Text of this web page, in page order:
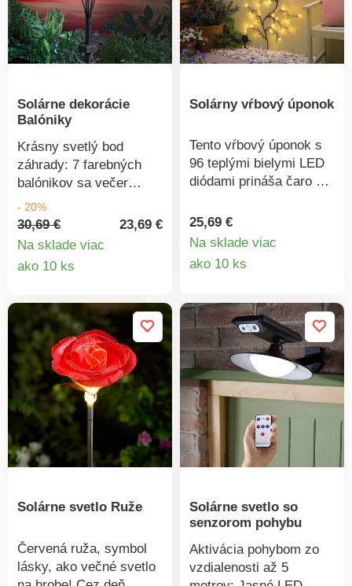
strom alebo balkón.
Solárny pohon.
Gainsborough.
Solárne dekorácie
Balóniky
Krásny svetlý bod
záhrady: 7 farebných
balónikov sa večer
rozsvieti a vyčaria
príjemné večery. S
hrotom na zapichnutie
- 20%
30,69 €
23,69 €
Na sklade viac
ako 10 ks
Solárny vŕbový úponok
Tento vŕbový úponok s
96 teplými bielymi LED
diódami prináša čaro na
steny po celý rok.
Napájaný solárnou
počasiu a s ohybnými
dekoráciu. S funkciou
nepretržitého a
blikajúceho svetla.
25,69 €
Na sklade viac
ako 10 ks
Solárne svetlo Ruže
Červená ruža, symbol
lásky, ako večné svetlo
Solárne svetlo so
senzorom pohybu
Aktivácia pohybom zo
vzdialenosti až 5